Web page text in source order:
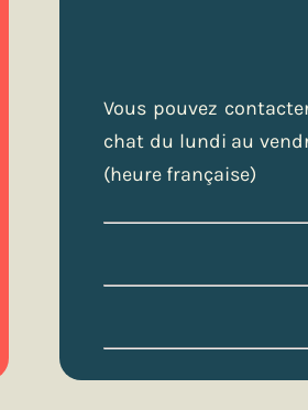
Vous pouvez
chat du lundi au
(heure française)